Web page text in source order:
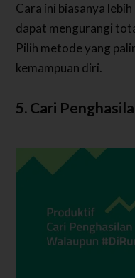
Cara ini biasanya
dapat mengurangi
Pilih metode yang
kemampuan diri.
5. Cari